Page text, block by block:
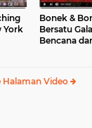
York
Bonek &
Bersatu
Bencana
Halaman Video